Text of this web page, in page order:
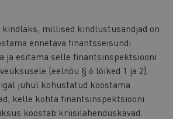
kindlaks, millised kindlustusandjad on
ennetava finantsseisundi
ja esitama selle finantsinspektsiooni
(eelnõu § 6 lõiked 1 ja 2).
juhul kohustatud koostama
kelle kohta finantsinspektsiooni
koostab kriisilahenduskavad.